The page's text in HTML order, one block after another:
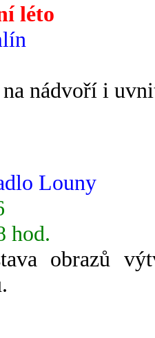
léto
nádvoří i
Louny
hod.
obrazů